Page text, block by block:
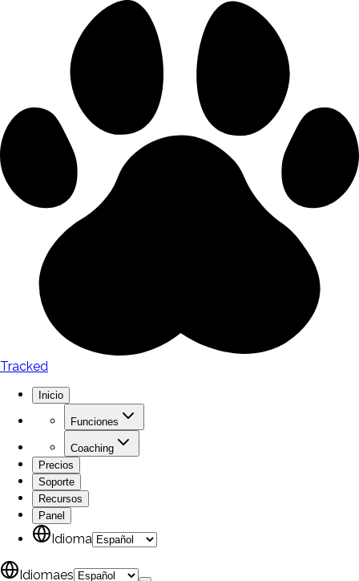
Tracked
Inicio
Funciones
Coaching
Precios
Soporte
Recursos
Panel
Idioma
Idiomaes